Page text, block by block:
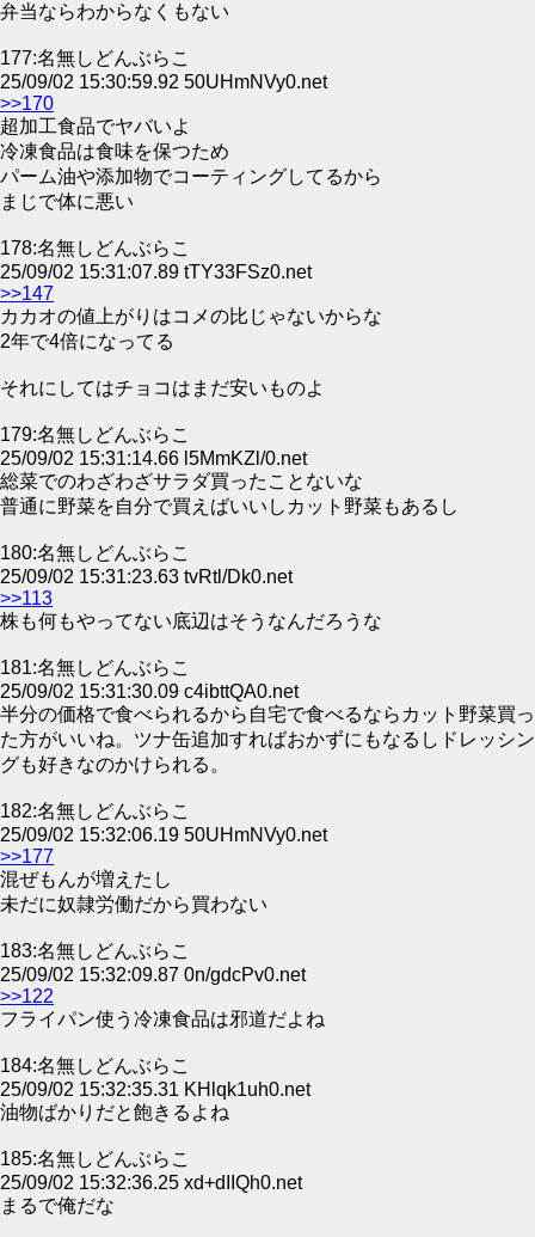
弁当ならわからなくもない
177:名無しどんぶらこ
25/09/02 15:30:59.92 50UHmNVy0.net
>>170
超加工食品でヤバいよ
冷凍食品は食味を保つため
パーム油や添加物でコーティングしてるから
まじで体に悪い
178:名無しどんぶらこ
25/09/02 15:31:07.89 tTY33FSz0.net
>>147
カカオの値上がりはコメの比じゃないからな
2年で4倍になってる
それにしてはチョコはまだ安いものよ
179:名無しどんぶらこ
25/09/02 15:31:14.66 l5MmKZl/0.net
総菜でのわざわざサラダ買ったことないな
普通に野菜を自分で買えばいいしカット野菜もあるし
180:名無しどんぶらこ
25/09/02 15:31:23.63 tvRtl/Dk0.net
>>113
株も何もやってない底辺はそうなんだろうな
181:名無しどんぶらこ
25/09/02 15:31:30.09 c4ibttQA0.net
半分の価格で食べられるから自宅で食べるならカット野菜買っ
た方がいいね。ツナ缶追加すればおかずにもなるしドレッシン
グも好きなのかけられる。
182:名無しどんぶらこ
25/09/02 15:32:06.19 50UHmNVy0.net
>>177
混ぜもんが増えたし
未だに奴隷労働だから買わない
183:名無しどんぶらこ
25/09/02 15:32:09.87 0n/gdcPv0.net
>>122
フライパン使う冷凍食品は邪道だよね
184:名無しどんぶらこ
25/09/02 15:32:35.31 KHlqk1uh0.net
油物ばかりだと飽きるよね
185:名無しどんぶらこ
25/09/02 15:32:36.25 xd+dIIQh0.net
まるで俺だな